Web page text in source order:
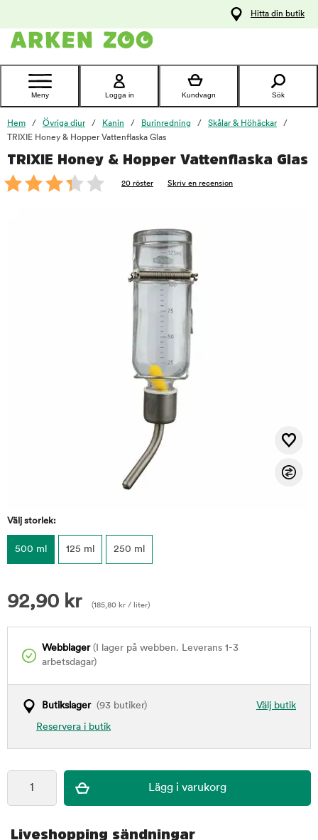
Kontakta
Hitta din butik
Meny Logga in Kundvagn Sök
Hem Övriga djur Kanin Burinredning
Skålar & Höhäckar
TRIXIE Honey & Hopper Vattenflaska Glas
TRIXIE Honey & Hopper Vattenflaska Glas
20 röster Skriv en recension
Välj storlek:
500 ml 125 ml 250 ml
92,90 kr (185,80 kr / liter)
Webblager(I lager på webben. Leverans 1-3
arbetsdagar)
Välj butik
Butikslager(93 butiker)
Reservera i butik
foo
Liveshopping sändningar